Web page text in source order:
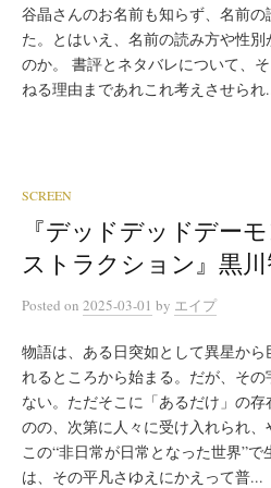
谷晶さんのお名前も知らず、名前
た。とはいえ、名前の読み方や性
のか。 書評とネタバレについて、
ねる理由まであれこれ考えさせられ
SCREEN
『デッドデッドデー
ストラクション』黒川
Posted on 2025-03-01 by エイプ
物語は、ある日突如として異星か
れるところから始まる。だが、そ
ない。ただそこに「あるだけ」の
のの、次第に人々に受け入れられ、
この“非日常が日常となった世界”
は、その平凡さゆえにかえって普...